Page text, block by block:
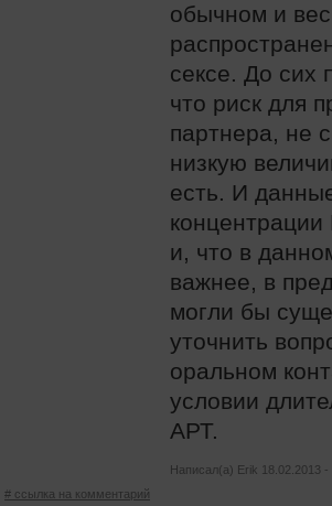
обычном и
сексе. До сих
что риск для
партнера, не
низкую
есть. И
и, что в
важнее, в
могли бы
уточнить
оральном
условии
АРТ.
Написал(а) Erik 18.02.2013 -
# ссылка на комментарий